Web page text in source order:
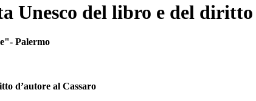
Unesco del libro e del diritto
Palermo
d’autore al Cassaro